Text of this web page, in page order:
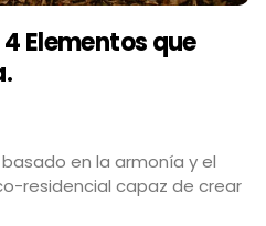
Elementos que
en la armonía y el
residencial capaz de crear